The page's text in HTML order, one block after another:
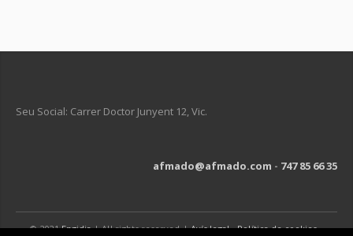
Seu Social: Carrer Doctor Junyent 12, Vic.
afmado@afmado.com - 747 85 66 35
© 2021Engidia| All rights reserved |Avís legal-Política de cookies-